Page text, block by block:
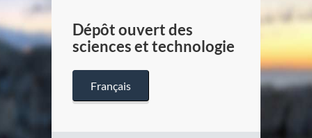
Dépôt ouvert des
sciences et technologie
Français